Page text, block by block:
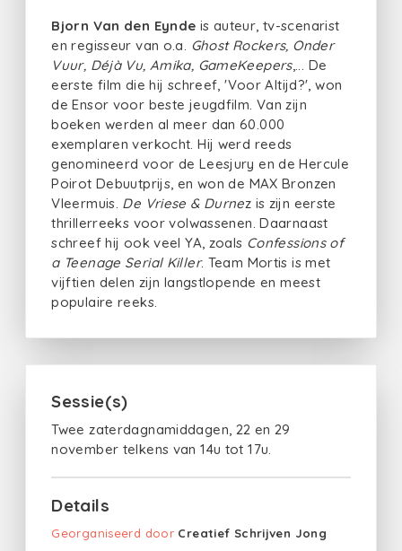
Bjorn Van den Eynde is auteur, tv-scenarist
en regisseur van o.a. Ghost Rockers, Onder
Vuur, Déjà Vu, Amika, GameKeepers,... De
eerste film die hij schreef, 'Voor Altijd?', won
de Ensor voor beste jeugdfilm. Van zijn
boeken werden al meer dan 60.000
exemplaren verkocht. Hij werd reeds
genomineerd voor de Leesjury en de Hercule
Poirot Debuutprijs, en won de MAX Bronzen
Vleermuis. De Vriese & Durnez is zijn eerste
thrillerreeks voor volwassenen. Daarnaast
schreef hij ook veel YA, zoals Confessions of
a Teenage Serial Killer. Team Mortis is met
vijftien delen zijn langstlopende en meest
populaire reeks.
Sessie(s)
Twee zaterdagnamiddagen, 22 en 29
november telkens van 14u tot 17u.
Details
Georganiseerd door Creatief Schrijven Jong